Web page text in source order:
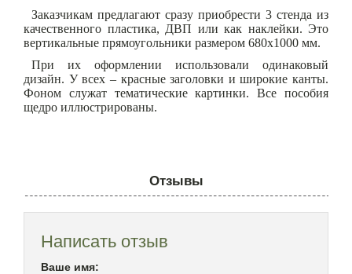
Заказчикам предлагают сразу приобрести 3 стенда из
качественного пластика, ДВП или как наклейки. Это
вертикальные прямоугольники размером 680х1000 мм.
При их оформлении использовали одинаковый
дизайн. У всех – красные заголовки и широкие канты.
Фоном служат тематические картинки. Все пособия
щедро иллюстрированы.
Отзывы
Написать отзыв
Ваше имя: